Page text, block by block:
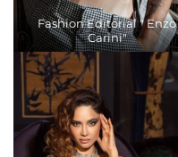
Fashion Editorial " Enzo
Carini"